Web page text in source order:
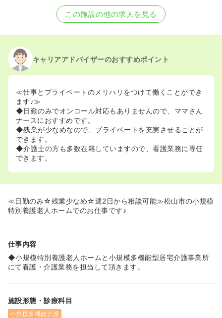
この施設の他の求人を見る
キャリアアドバイザーのおすすめポイント
≪仕事とプライベートのメリハリをつけて働くことができ
ます♪≫
◆日勤のみでオンコール対応もありませんので、ママさん
ナースにおすすめです。
◆残業が少なめなので、プライベートを充実させることが
できます。
◆介護士の方も多数在籍していますので、看護業務に専任
できます。
≪日勤のみ☆残業少なめ☆週2日から相談可能≫松山市の小規模
特別養護老人ホームでのお仕事です♪
仕事内容
◆小規模特別養護老人ホームと小規模多機能型居宅介護事業所
にて看護・介護業務を担当して頂きます。
施設形態・診療科目
小規模多機能介護